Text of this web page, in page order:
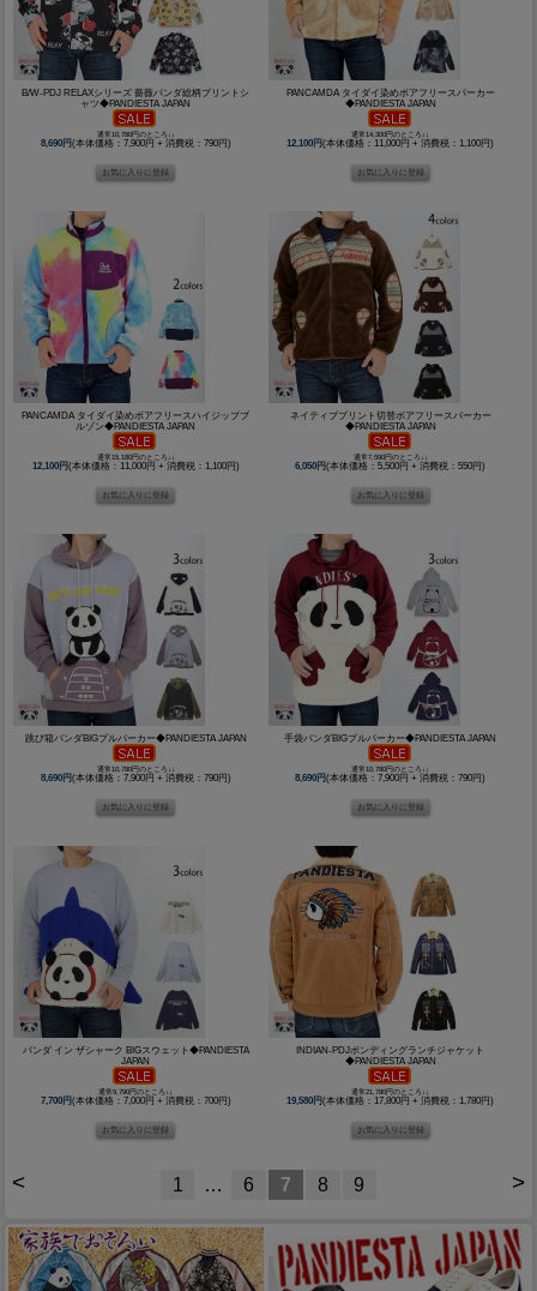
B/W-PDJ RELAXシリーズ 薔薇パンダ総柄プリントシ
ャツ◆PANDIESTA JAPAN
通常10,780円のところ↓↓
8,690円(本体価格：7,900円 + 消費税：790円)
PANCAMDA タイダイ染めボアフリースパーカー
◆PANDIESTA JAPAN
通常14,300円のところ↓↓
12,100円(本体価格：11,000円 + 消費税：1,100円)
PANCAMDA タイダイ染めボアフリースハイジップブ
ルゾン◆PANDIESTA JAPAN
通常15,180円のところ↓↓
12,100円(本体価格：11,000円 + 消費税：1,100円)
ネイティブプリント切替ボアフリースパーカー
◆PANDIESTA JAPAN
通常7,590円のところ↓↓
6,050円(本体価格：5,500円 + 消費税：550円)
跳び箱パンダBIGプルパーカー◆PANDIESTA JAPAN
通常10,780円のところ↓↓
8,690円(本体価格：7,900円 + 消費税：790円)
手袋パンダBIGプルパーカー◆PANDIESTA JAPAN
通常10,780円のところ↓↓
8,690円(本体価格：7,900円 + 消費税：790円)
パンダ イン ザシャーク BIGスウェット◆PANDIESTA
JAPAN
通常9,790円のところ↓↓
7,700円(本体価格：7,000円 + 消費税：700円)
INDIAN-PDJボンディングランチジャケット
◆PANDIESTA JAPAN
通常21,780円のところ↓↓
19,580円(本体価格：17,800円 + 消費税：1,780円)
< >
1 … 6 7 8 9